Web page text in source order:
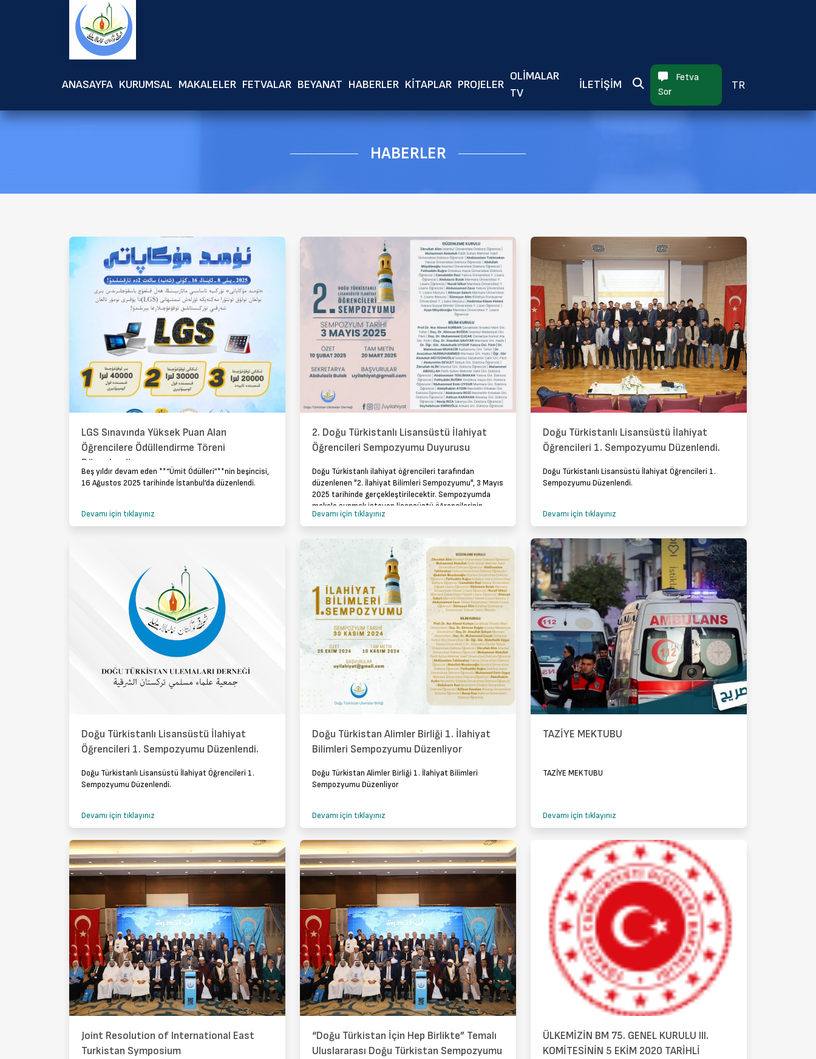
ANASAYFA KURUMSAL MAKALELER FETVALAR BEYANAT HABERLER KITAPLAR PROJELER
OLIMALAR
TV
İLETIŞIM
Fetva
Sor
TR
HABERLER
LGS Sınavında Yüksek Puan Alan
Öğrencilere Ödüllendirme Töreni
Düzenlendi
Beş yıldır devam eden **“Ümit Ödülleri”**nin beşincisi,
16 Ağustos 2025 tarihinde İstanbul’da düzenlendi.
Devamı için tıklayınız
2. Doğu Türkistanlı Lisansüstü İlahiyat
Öğrencileri Sempozyumu Duyurusu
Doğu Türkistanlı ilahiyat öğrencileri tarafından
düzenlenen "2. İlahiyat Bilimleri Sempozyumu", 3 Mayıs
2025 tarihinde gerçekleştirilecektir. Sempozyumda
makale sunmak isteyen lisansüstü öğrencilerinin,
özetlerini 10 Şubat 2025 tarihine kadar gönderm
Devamı için tıklayınız
Doğu Türkistanlı Lisansüstü İlahiyat
Öğrencileri 1. Sempozyumu Düzenlendi.
Doğu Türkistanlı Lisansüstü İlahiyat Öğrencileri 1.
Sempozyumu Düzenlendi.
Devamı için tıklayınız
Doğu Türkistanlı Lisansüstü İlahiyat
Öğrencileri 1. Sempozyumu Düzenlendi.
Doğu Türkistanlı Lisansüstü İlahiyat Öğrencileri 1.
Sempozyumu Düzenlendi.
Devamı için tıklayınız
Doğu Türkistan Alimler Birliği 1. İlahiyat
Bilimleri Sempozyumu Düzenliyor
Doğu Türkistan Alimler Birliği 1. İlahiyat Bilimleri
Sempozyumu Düzenliyor
Devamı için tıklayınız
TAZİYE MEKTUBU
TAZİYE MEKTUBU
Devamı için tıklayınız
Joint Resolution of International East
Turkistan Symposium
“Doğu Türkistan İçin Hep Birlikte” Temalı
Uluslararası Doğu Türkistan Sempozyumu
ÜLKEMİZİN BM 75. GENEL KURULU III.
KOMİTESİNİN 5 EKİM 2020 TARİHLİ